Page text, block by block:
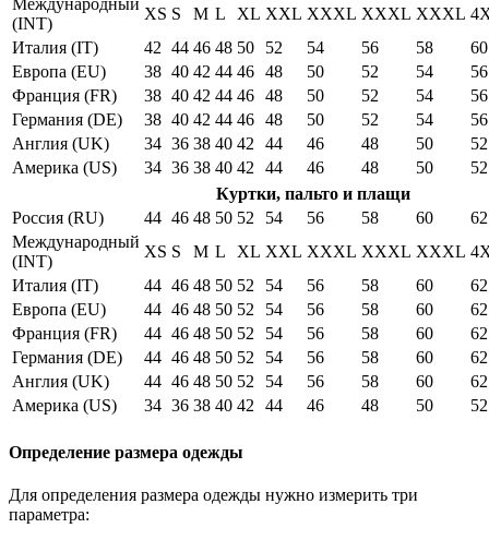
Международный
(INT)
XS S M L XL XXL XXXL XXXL XXXL
Италия (IT)
42 44 46 48 50 52 54 56 58
60
Европа (EU)
38 40 42 44 46 48 50 52 54
56
Франция (FR)
38 40 42 44 46 48 50 52 54
56
Германия (DE)
38 40 42 44 46 48 50 52 54
56
Англия (UK)
34 36 38 40 42 44 46 48 50
52
Америка (US)
34 36 38 40 42 44 46 48 50
52
Куртки, пальто и плащи
Россия (RU)
44 46 48 50 52 54 56 58 60
62
Международный
(INT)
XS S M L XL XXL XXXL XXXL XXXL
Италия (IT)
44 46 48 50 52 54 56 58 60
62
Европа (EU)
44 46 48 50 52 54 56 58 60
62
Франция (FR)
44 46 48 50 52 54 56 58 60
62
Германия (DE)
44 46 48 50 52 54 56 58 60
62
Англия (UK)
44 46 48 50 52 54 56 58 60
62
Америка (US)
34 36 38 40 42 44 46 48 50 52
Определение размера одежды
Для определения размера одежды нужно измерить три
параметра: